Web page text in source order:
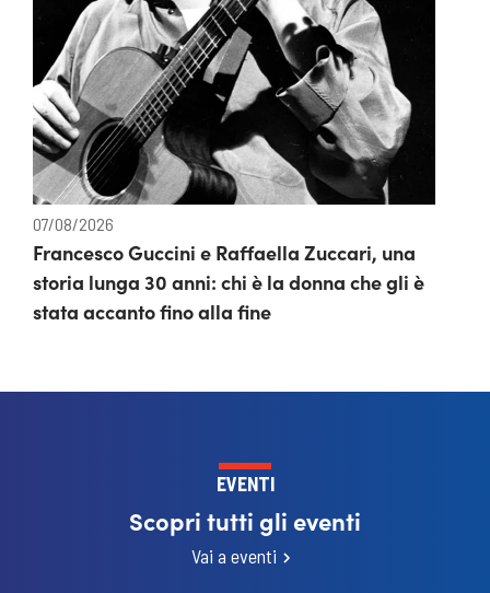
07/08/2026
Francesco Guccini e Raffaella Zuccari, una
storia lunga 30 anni: chi è la donna che gli è
stata accanto fino alla fine
EVENTI
Scopri tutti gli eventi
Vai a eventi